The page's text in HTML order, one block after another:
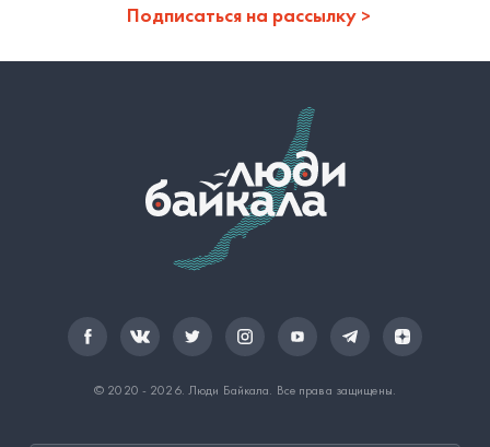
Подписаться на рассылку
© 2020 - 2026. Люди Байкала. Все права защищены.